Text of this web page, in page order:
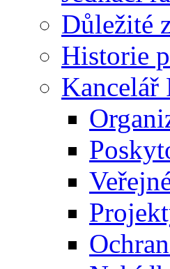
Důležité
Historie
Kancelář